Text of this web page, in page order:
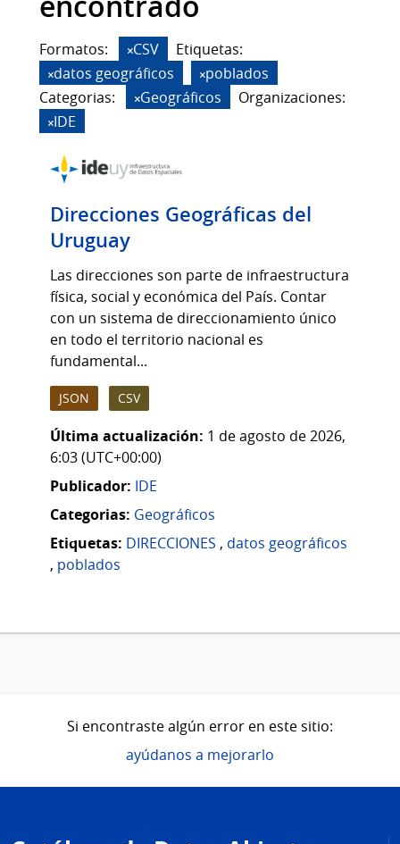
Formatos: CSV
Etiquetas:
datos geográficos
poblados
Categorias:
Geográficos
Organizaciones:
IDE
Direcciones Geográficas del
Uruguay
Las direcciones son parte de infraestructura
física, social y económica del País. Contar
con un sistema de direccionamiento único
en todo el territorio nacional es
fundamental...
JSON CSV
Última actualización: 1 de agosto de 2026,
6:03 (UTC+00:00)
Publicador: IDE
Categorias: Geográficos
Etiquetas: DIRECCIONES , datos geográficos
, poblados
Si encontraste algún error en este sitio:
ayúdanos a mejorarlo
de